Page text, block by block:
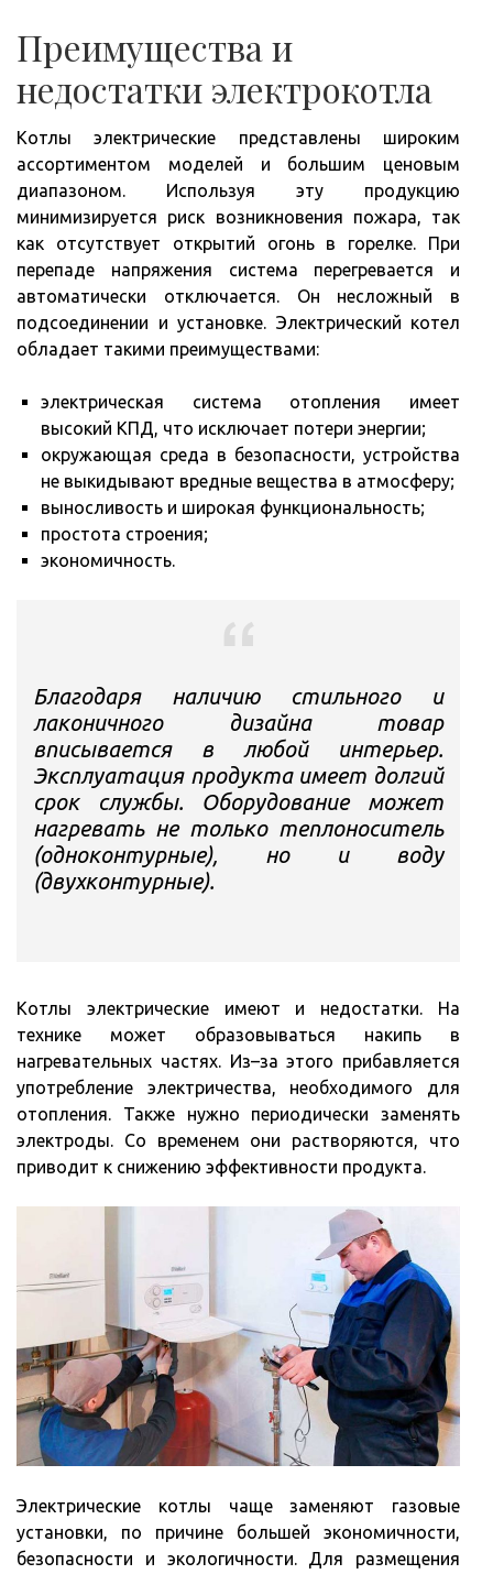
Преимущества и
недостатки электрокотла
Котлы электрические представлены широким
ассортиментом моделей и большим ценовым
диапазоном. Используя эту продукцию
минимизируется риск возникновения пожара, так
как отсутствует открытий огонь в горелке. При
перепаде напряжения система перегревается и
автоматически отключается. Он несложный в
подсоединении и установке. Электрический котел
обладает такими преимуществами:
электрическая система отопления имеет
высокий КПД, что исключает потери энергии;
окружающая среда в безопасности, устройства
не выкидывают вредные вещества в атмосферу;
выносливость и широкая функциональность;
простота строения;
экономичность.
Благодаря наличию стильного и
лаконичного дизайна товар
вписывается в любой интерьер.
Эксплуатация продукта имеет долгий
срок службы. Оборудование может
нагревать не только теплоноситель
(одноконтурные), но и воду
(двухконтурные).
Котлы электрические имеют и недостатки. На
технике может образовываться накипь в
нагревательных частях. Из–за этого прибавляется
употребление электричества, необходимого для
отопления. Также нужно периодически заменять
электроды. Со временем они растворяются, что
приводит к снижению эффективности продукта.
Электрические котлы чаще заменяют газовые
установки, по причине большей экономичности,
безопасности и экологичности. Для размещения